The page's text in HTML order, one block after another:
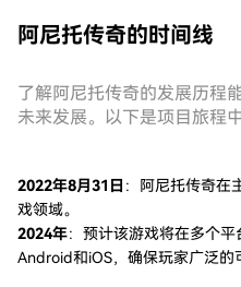
阿尼托传奇的时间线
了解阿尼托传奇的发展历程
未来发展。以下是项目旅程
2022年8月31日 ：阿尼托传奇在
戏领域。
2024年：预计该游戏将在多个平
Android和iOS，确保玩家广泛的